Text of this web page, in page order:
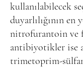
kullanılabilecek
duyarlılığının
nitrofurantoin ve
antibiyotikler ise
trimetoprim-